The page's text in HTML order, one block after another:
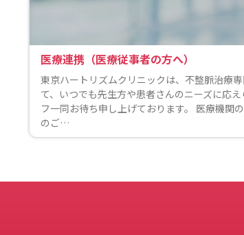
医療連携（医療従事者の方へ）
東京ハートリズムクリニックは、不整脈治療
て、いつでも先生方や患者さんのニーズに応
フ一同お待ち申し上げております。 医療機関
のご…